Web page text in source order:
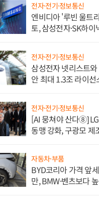
전자·전기·정보통신
엔비디아 '루빈 울트
토, 삼성전자·SK하
전자·전기·정보통신
삼성전자 넷리스트
안 최대 1.3조 라이선
전자·전기·정보통신
[AI 뭉쳐야 산다⑧]
동맹 강화, 구광모 제
자동차·부품
BYD코리아 가격 앞
만, BMW·벤츠보다